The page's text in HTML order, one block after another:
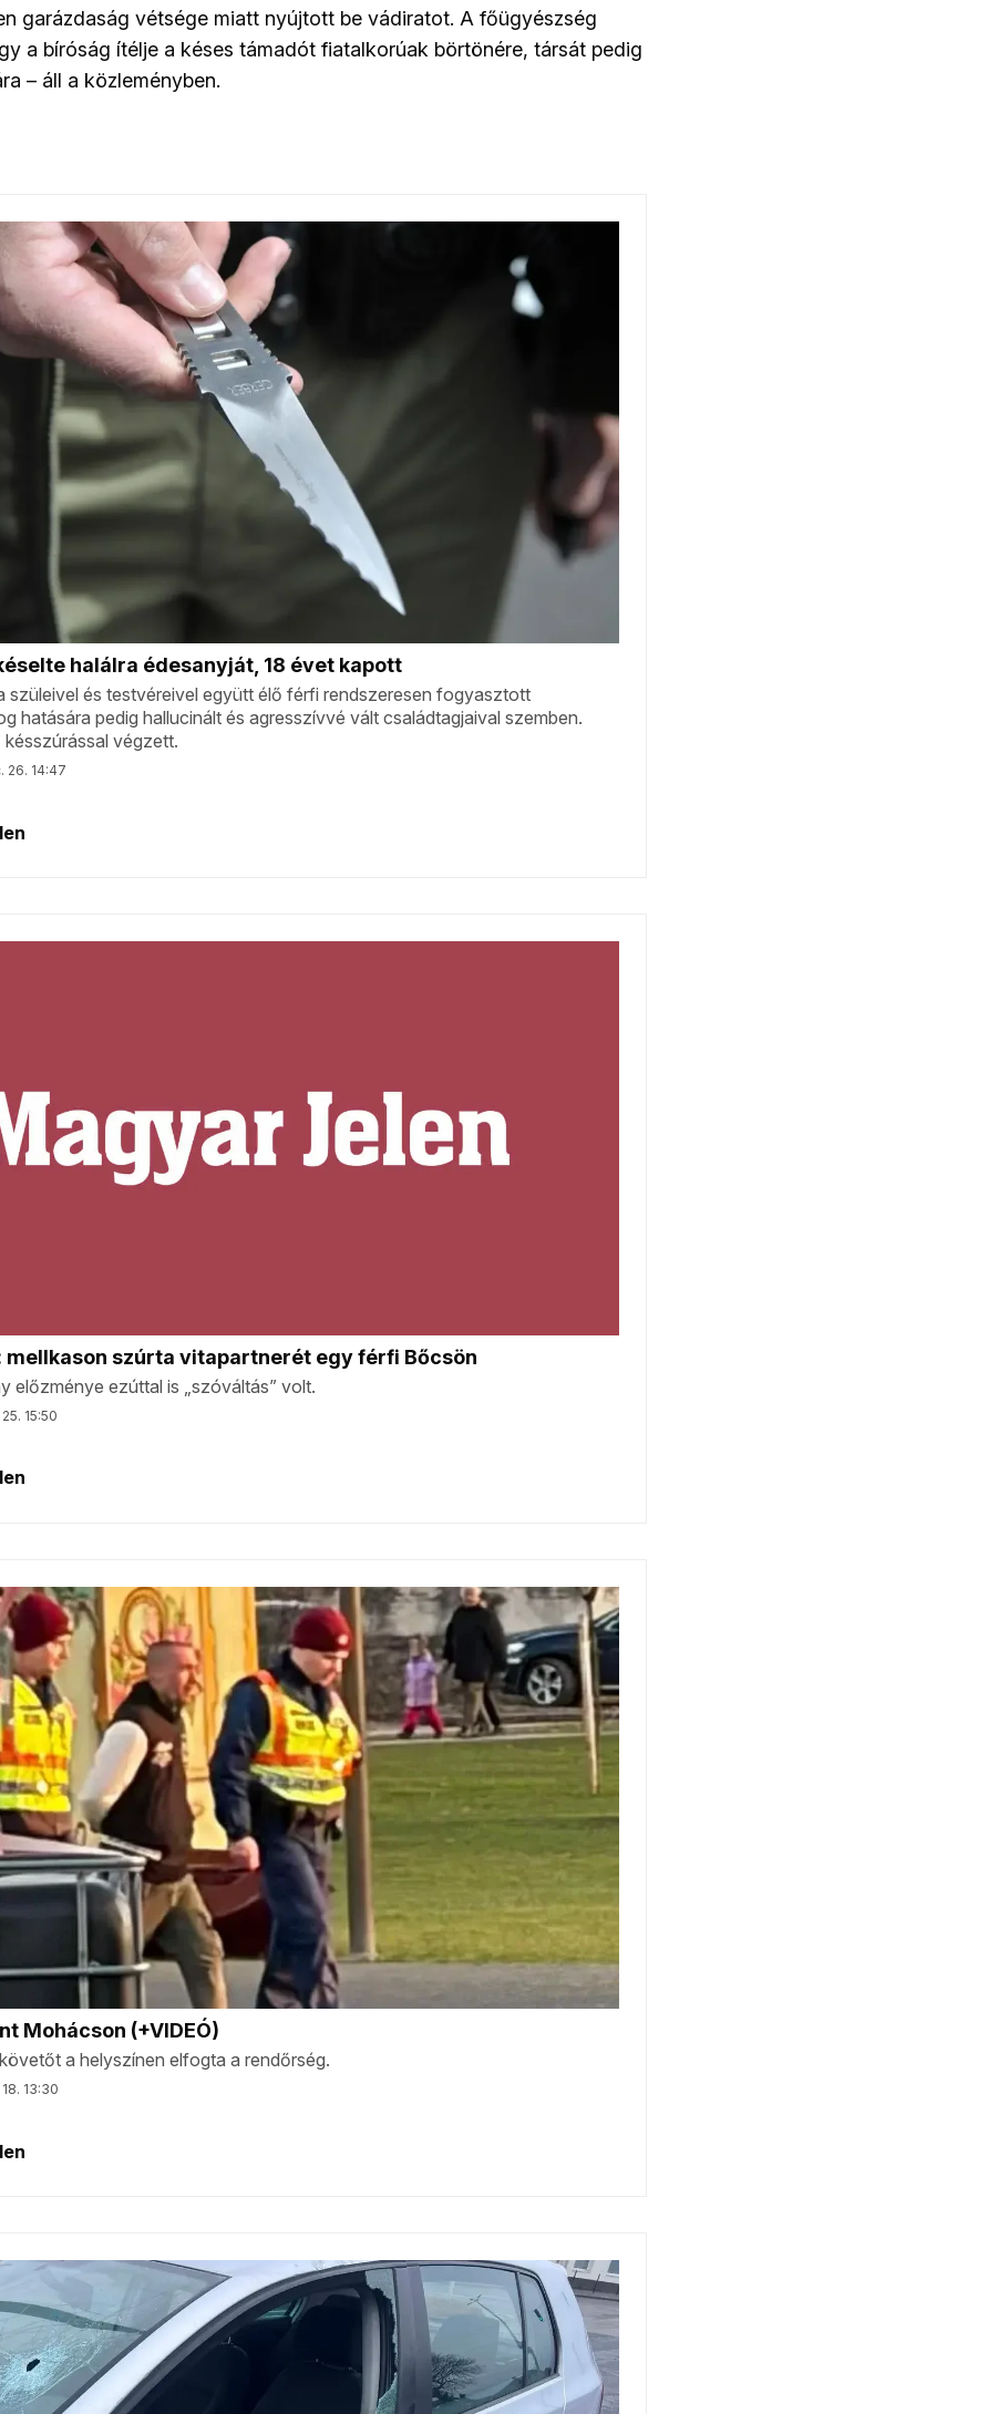
garázdaság vétsége miatt nyújtott be vádiratot. A főügyészség
a bíróság ítélje a késes támadót fiatalkorúak börtönére, társát pedig
– áll a közleményben.